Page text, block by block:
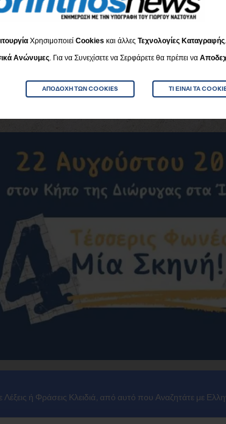
Χρησιμοποιεί Cookies και άλλες Τεχνολογίες Καταγραφής
Ανώνυμες. Για να Συνεχίσετε να Σερφάρετε θα πρέπει να
ΑΠΟΔΟΧΉ ΤΩΝ COOKIES ΤΙ ΕΊΝΑΙ ΤΑ
Λέξεις ή Φράσεις Κλειδιά, από αυτό που Αναζητάτε με